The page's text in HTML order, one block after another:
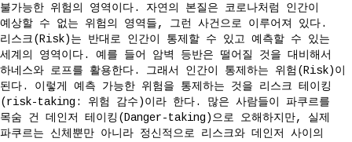
불가능한 위험의 영역이다. 자연의 본질은 코로나처럼 인간이
예상할 수 없는 위험의 영역들, 그런 사건으로 이루어져 있다.
리스크(Risk)는 반대로 인간이 통제할 수 있고 예측할 수 있는
세계의 영역이다. 예를 들어 암벽 등반은 떨어질 것을 대비해서
하네스와 로프를 활용한다. 그래서 인간이 통제하는 위험(Risk)이
된다. 이렇게 예측 가능한 위험을 통제하는 것을 리스크 테이킹
(risk-taking: 위험 감수)이라 한다. 많은 사람들이 파쿠르를
목숨 건 데인저 테이킹(Danger-taking)으로 오해하지만, 실제
파쿠르는 신체뿐만 아니라 정신적으로 리스크와 데인저 사이의